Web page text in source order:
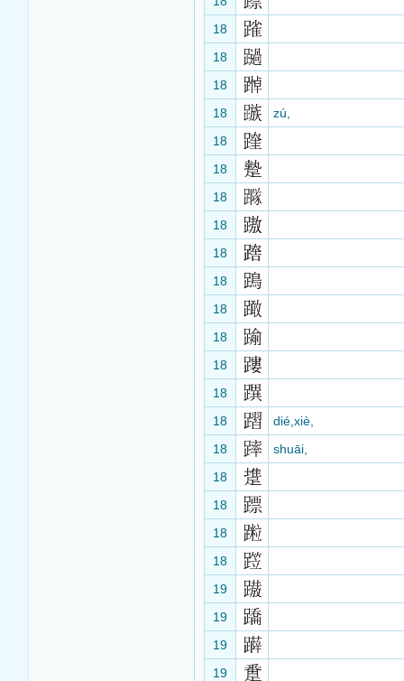
18
18
18
18
zú,
18
18
18
18
18
18
18
18
18
18
18
dié,xiè,
18
shuāi,
18
18
18
18
19
19
19
19